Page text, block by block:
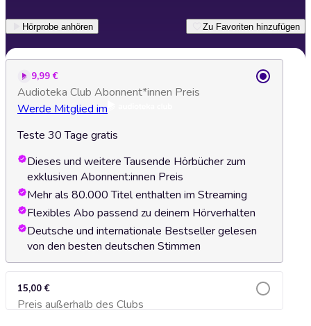
Hörprobe anhören Zu Favoriten hinzufügen
9,99 €
Audioteka Club Abonnent*innen Preis
Werde Mitglied im
Teste 30 Tage gratis
Dieses und weitere Tausende Hörbücher zum
exklusiven Abonnent:innen Preis
Mehr als 80.000 Titel enthalten im Streaming
Flexibles Abo passend zu deinem Hörverhalten
Deutsche und internationale Bestseller gelesen
von den besten deutschen Stimmen
15,00 €
Preis außerhalb des ClubsZum Warenkorb hinzufügen